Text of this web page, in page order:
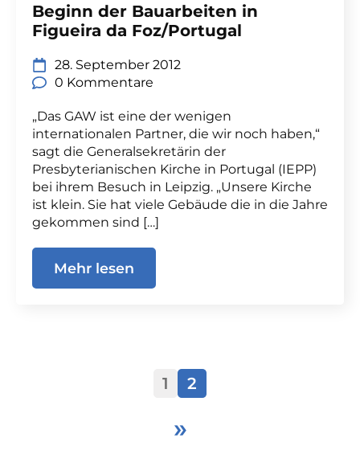
Beginn der Bauarbeiten in
Figueira da Foz/Portugal
28. September 2012
0 Kommentare
„Das GAW ist eine der wenigen
internationalen Partner, die wir noch haben,“
sagt die Generalsekretärin der
Presbyterianischen Kirche in Portugal (IEPP)
bei ihrem Besuch in Leipzig. „Unsere Kirche
ist klein. Sie hat viele Gebäude die in die Jahre
gekommen sind […]
Mehr lesen
1 2
»